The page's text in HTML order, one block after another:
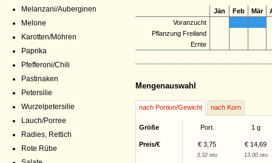
Melanzani/Auberginen
Melone
Karotten/Möhren
Paprika
Pfefferoni/Chili
Pastinaken
Petersilie
Wurzelpetersilie
Lauch/Porree
Radies, Rettich
Rote Rübe
Jän Feb Mär
Voranzucht
Pflanzung Freiland
Ernte
Mengenauswahl
nach Portion/Gewicht nach Korn
Größe Port. 1 g
Preis/€ € 3,75 € 14,69
3,32 nto 13,00 nto